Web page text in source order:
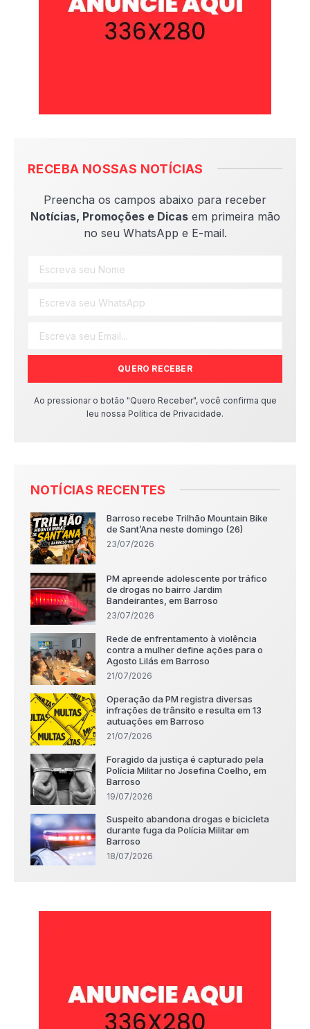
RECEBA NOSSAS NOTÍCIAS
Preencha os campos abaixo para receber
Notícias, Promoções e Dicasem primeira mão
no seu WhatsApp e E-mail.
QUERO RECEBER
Ao pressionar o botão "Quero Receber", você confirma que
leu nossa Política de Privacidade.
NOTÍCIAS RECENTES
Barroso recebe Trilhão Mountain Bike
de Sant’Ana neste domingo (26)
23/07/2026
PM apreende adolescente por tráfico
de drogas no bairro Jardim
Bandeirantes, em Barroso
23/07/2026
Rede de enfrentamento à violência
contra a mulher define ações para o
Agosto Lilás em Barroso
21/07/2026
Operação da PM registra diversas
infrações de trânsito e resulta em 13
autuações em Barroso
21/07/2026
Foragido da justiça é capturado pela
Polícia Militar no Josefina Coelho, em
Barroso
19/07/2026
Suspeito abandona drogas e bicicleta
durante fuga da Polícia Militar em
Barroso
18/07/2026